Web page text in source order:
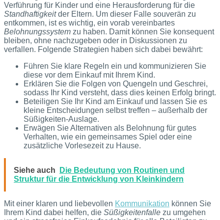
Verführung für Kinder und eine Herausforderung für die
Standhaftigkeitder Eltern. Um dieser Falle souverän zu
entkommen, ist es wichtig, ein vorab vereinbartes
Belohnungssystem zu haben. Damit können Sie konsequent
bleiben, ohne nachzugeben oder in Diskussionen zu
verfallen. Folgende Strategien haben sich dabei bewährt:
Führen Sie klare Regeln ein und kommunizieren Sie
diese vor dem Einkauf mit Ihrem Kind.
Erklären Sie die Folgen von Quengeln und Geschrei,
sodass Ihr Kind versteht, dass dies keinen Erfolg bringt.
Beteiligen Sie Ihr Kind am Einkauf und lassen Sie es
kleine Entscheidungen selbst treffen – außerhalb der
Süßigkeiten-Auslage.
Erwägen Sie Alternativen als Belohnung für gutes
Verhalten, wie ein gemeinsames Spiel oder eine
zusätzliche Vorlesezeit zu Hause.
Siehe auch
Die Bedeutung von Routinen und
Struktur für die Entwicklung von Kleinkindern
Mit einer klaren und liebevollen Kommunikation können Sie
Ihrem Kind dabei helfen, die Süßigkeitenfalle zu umgehen